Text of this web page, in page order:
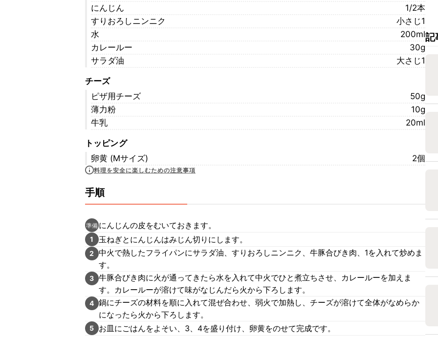
にんじん
1/2本
すりおろしニンニク
小さじ1
水
200ml
カレールー
30g
サラダ油
大さじ1
チーズ
ピザ用チーズ
50g
薄力粉
10g
牛乳
20ml
トッピング
卵黄 (Mサイズ)
2個
料理を安全に楽しむための注意事項
手順
準備 にんじんの皮をむいておきます。
1 玉ねぎとにんじんはみじん切りにします。
2
中火で熱したフライパンにサラダ油、すりおろしニンニク、牛豚合びき肉、1を入れて炒めま
す。
3 牛豚合びき肉に火が通ってきたら水を入れて中火でひと煮立ちさせ、カレールーを加えま
す。カレールーが溶けて味がなじんだら火から下ろします。
4 鍋にチーズの材料を順に入れて混ぜ合わせ、弱火で加熱し、チーズが溶けて全体がなめらか
になったら火から下ろします。
5 お皿にごはんをよそい、3、4を盛り付け、卵黄をのせて完成です。
記